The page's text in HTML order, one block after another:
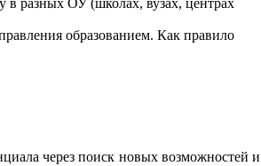
образованием. Как правило
через поиск новых возможностей и